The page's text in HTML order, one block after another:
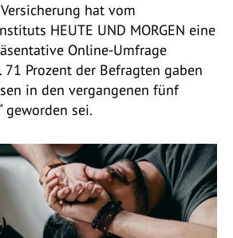
hat vom
HEUTE UND MORGEN eine
Online-Umfrage
Prozent der Befragten gaben
in den vergangenen fünf
geworden sei.